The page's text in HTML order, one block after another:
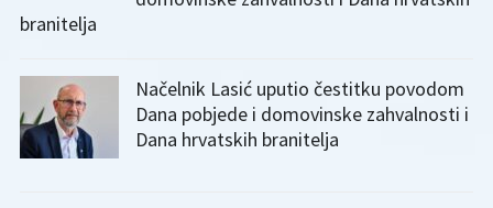
branitelja
Načelnik Lasić uputio čestitku povodom
Dana pobjede i domovinske zahvalnosti i
Dana hrvatskih branitelja